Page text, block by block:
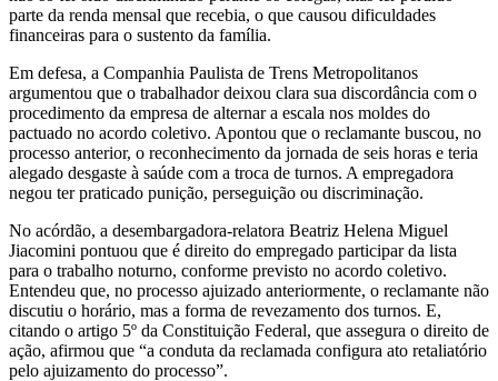
parte da renda mensal que recebia, o que causou dificuldades
financeiras para o sustento da família.
Em defesa, a Companhia Paulista de Trens Metropolitanos
argumentou que o trabalhador deixou clara sua discordância com o
procedimento da empresa de alternar a escala nos moldes do
pactuado no acordo coletivo. Apontou que o reclamante buscou, no
processo anterior, o reconhecimento da jornada de seis horas e teria
alegado desgaste à saúde com a troca de turnos. A empregadora
negou ter praticado punição, perseguição ou discriminação.
No acórdão, a desembargadora-relatora Beatriz Helena Miguel
Jiacomini pontuou que é direito do empregado participar da lista
para o trabalho noturno, conforme previsto no acordo coletivo.
Entendeu que, no processo ajuizado anteriormente, o reclamante não
discutiu o horário, mas a forma de revezamento dos turnos. E,
citando o artigo 5º da Constituição Federal, que assegura o direito de
ação, afirmou que “a conduta da reclamada configura ato retaliatório
pelo ajuizamento do processo”.